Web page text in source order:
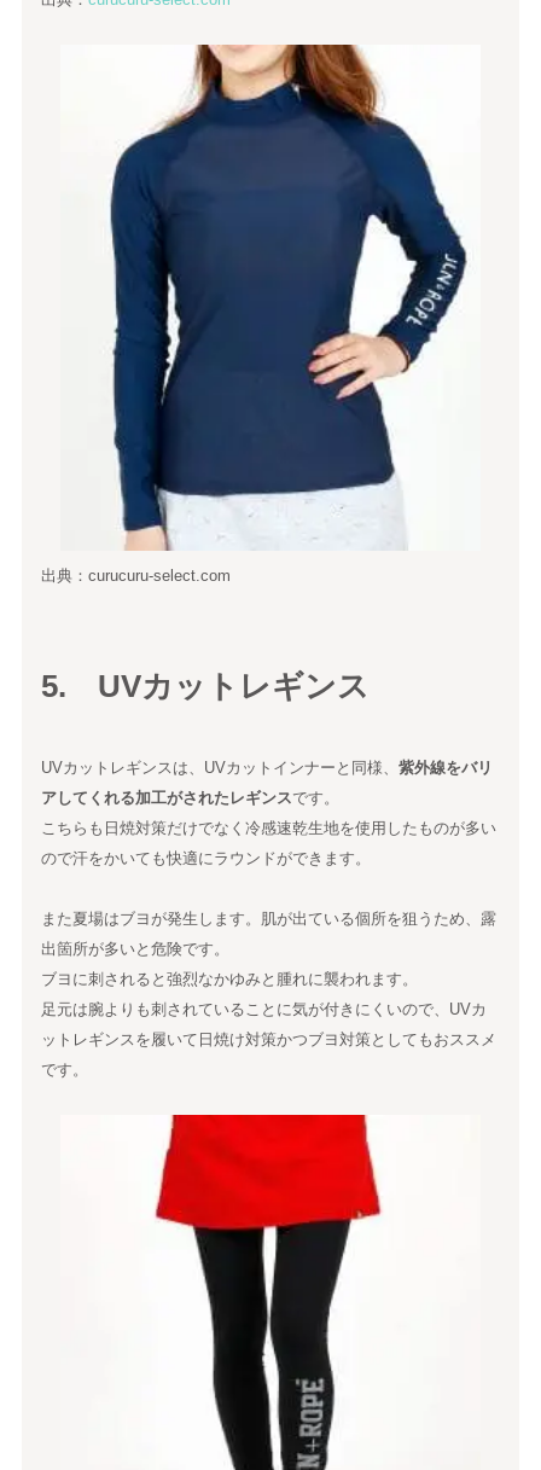
出典：curucuru-select.com
5. UVカットレギンス
UVカットレギンスは、UVカットインナーと同様、紫外線をバリ
アしてくれる加工がされたレギンスです。
こちらも日焼対策だけでなく冷感速乾生地を使用したものが多い
ので汗をかいても快適にラウンドができます。
また夏場はブヨが発生します。肌が出ている個所を狙うため、露
出箇所が多いと危険です。
ブヨに刺されると強烈なかゆみと腫れに襲われます。
足元は腕よりも刺されていることに気が付きにくいので、UVカ
ットレギンスを履いて日焼け対策かつブヨ対策としてもおススメ
です。